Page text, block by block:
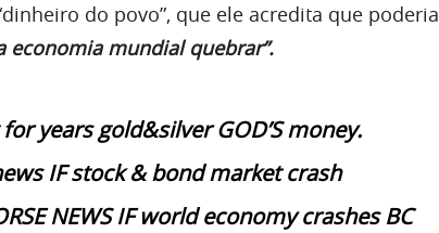
do povo”, que ele acredita que poderia
economia mundial quebrar”.
years gold&silver GOD’S money.
IF stock & bond market crash
NEWS IF world economy crashes BC